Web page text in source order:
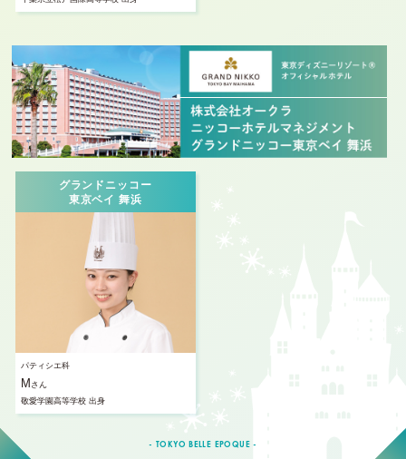
グランドニッコー
東京ベイ 舞浜
パティシエ科
M さん
敬愛学園高等学校 出身
- TOKYO BELLE EPOQUE -